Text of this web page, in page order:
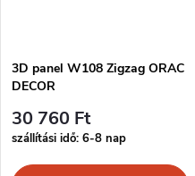
3D panel W108 Zigzag ORAC
DECOR
30 760 Ft
szállítási idő: 6-8 nap